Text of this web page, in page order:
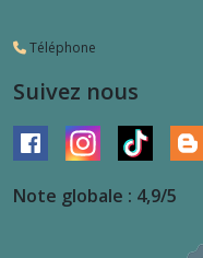
Téléphone
Suivez nous
Note globale : 4,9/5